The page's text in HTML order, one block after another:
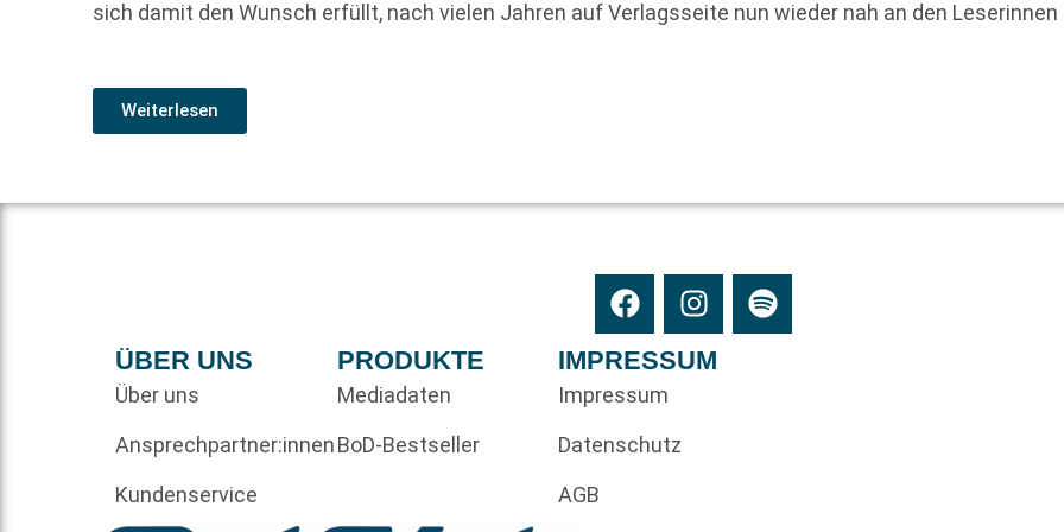
sich damit den Wunsch erfüllt, nach vielen Jahren auf Verlagsseite nun wieder nah an den Leserinnen
Weiterlesen
ÜBER UNS
Über uns
Ansprechpartner:innen
Kundenservice
PRODUKTE
Mediadaten
BoD-Bestseller
IMPRESSUM
Impressum
Datenschutz
AGB